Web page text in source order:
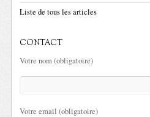
Liste de tous les articles
CONTACT
Votre nom (obligatoire)
Votre email (obligatoire)